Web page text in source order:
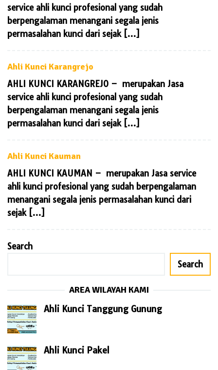
service ahli kunci profesional yang sudah
berpengalaman menangani segala jenis
permasalahan kunci dari sejak […]
Ahli Kunci Karangrejo
AHLI KUNCI KARANGREJO – merupakan Jasa
service ahli kunci profesional yang sudah
berpengalaman menangani segala jenis
permasalahan kunci dari sejak […]
Ahli Kunci Kauman
AHLI KUNCI KAUMAN – merupakan Jasa service
ahli kunci profesional yang sudah berpengalaman
menangani segala jenis permasalahan kunci dari
sejak […]
Search
Search
AREA WILAYAH KAMI
Ahli Kunci Tanggung Gunung
Ahli Kunci Pakel